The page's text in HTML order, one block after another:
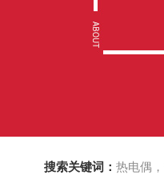
搜索关键词： 热电偶